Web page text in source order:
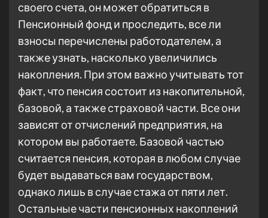
своего счета, он может обратиться в
Пенсионный фонд и проследить, все ли
взносы перечислены работодателем, а
также узнать, насколько увеличились
накопления. При этом важно учитывать тот
факт, что пенсия состоит из накопительной,
базовой, а также страховой части. Все они
зависят от отчислений предприятия, на
котором вы работаете. Базовой частью
считается пенсия, которая в любом случае
будет выдаваться вам государством,
однако лишь в случае стажа от пяти лет.
Остальные части пенсионных накоплений